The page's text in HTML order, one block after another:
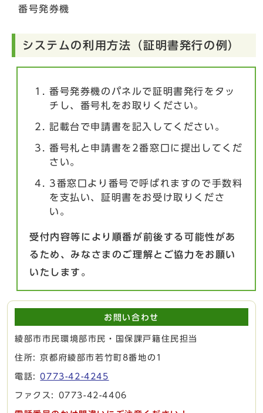
番号発券機
システムの利用方法（証明書発行の例）
番号発券機のパネルで証明書発行をタッ
チし、番号札をお取りください。
記載台で申請書を記入してください。
番号札と申請書を2番窓口に提出してくだ
さい。
3番窓口より番号で呼ばれますので手数料
を支払い、証明書をお受け取りくださ
い。
受付内容等により順番が前後する可能性があ
るため、みなさまのご理解とご協力をお願い
いたします。
お問い合わせ
綾部市市民環境部市民・国保課戸籍住民担当
住所: 京都府綾部市若竹町8番地の1
電話:0773-42-4245
ファクス: 0773-42-4406